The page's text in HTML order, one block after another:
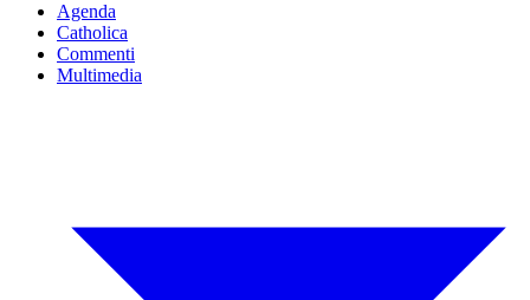
Agenda
Catholica
Commenti
Multimedia